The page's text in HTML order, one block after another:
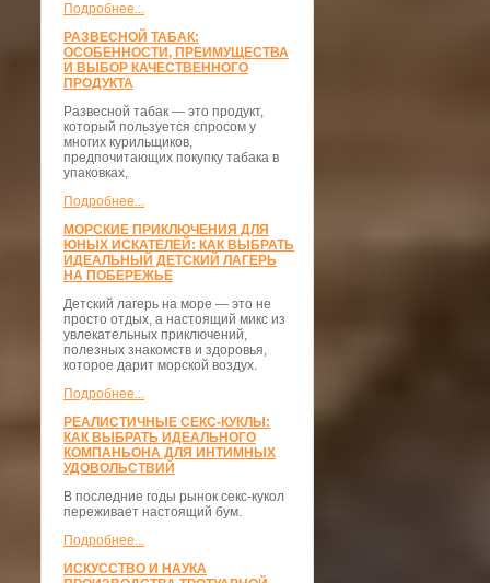
Подробнее...
РАЗВЕСНОЙ ТАБАК:
ОСОБЕННОСТИ, ПРЕИМУЩЕСТВА
И ВЫБОР КАЧЕСТВЕННОГО
ПРОДУКТА
Развесной табак — это продукт,
который пользуется спросом у
многих курильщиков,
предпочитающих покупку табака в
упаковках,
Подробнее...
МОРСКИЕ ПРИКЛЮЧЕНИЯ ДЛЯ
ЮНЫХ ИСКАТЕЛЕЙ: КАК ВЫБРАТЬ
ИДЕАЛЬНЫЙ ДЕТСКИЙ ЛАГЕРЬ
НА ПОБЕРЕЖЬЕ
Детский лагерь на море — это не
просто отдых, а настоящий микс из
увлекательных приключений,
полезных знакомств и здоровья,
которое дарит морской воздух.
Подробнее...
РЕАЛИСТИЧНЫЕ СЕКС-КУКЛЫ:
КАК ВЫБРАТЬ ИДЕАЛЬНОГО
КОМПАНЬОНА ДЛЯ ИНТИМНЫХ
УДОВОЛЬСТВИЙ
В последние годы рынок секс-кукол
переживает настоящий бум.
Подробнее...
ИСКУССТВО И НАУКА